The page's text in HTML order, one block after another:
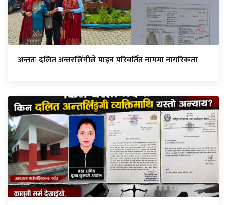
अन्ततः दलित अन्तरलिंगीले पाइन परिवर्तित नाममा नागरिकता